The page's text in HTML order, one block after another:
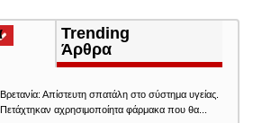
(ενεργή
καρτέλα)
Trending
Άρθρα
Βρετανία: Απίστευτη σπατάλη στο σύστημα υγείας.
Πετάχτηκαν αχρησιμοποίητα φάρμακα που θα...